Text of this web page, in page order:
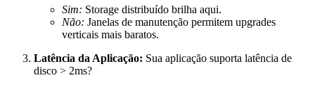
Sim: Storage distribuído brilha aqui.
Não: Janelas de manutenção permitem upgrades
verticais mais baratos.
Latência da Aplicação: Sua aplicação suporta latência de
disco > 2ms?